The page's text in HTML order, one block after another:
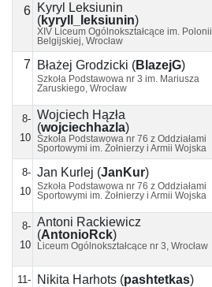
6 Kyryl Leksiunin
(kyryll_leksiunin)
XIV Liceum Ogólnokształcące im. Polonii
Belgijskiej, Wrocław
7 Błażej Grodzicki (BlazejG)
Szkoła Podstawowa nr 3 im. Mariusza
Zaruskiego, Wrocław
8-
10
Wojciech Hązła
(wojciechhazla)
Szkoła Podstawowa nr 76 z Oddziałami
Sportowymi im. Żołnierzy i Armii Wojska
Polskiego, Wrocław
8-
10
Jan Kurlej (JanKur)
Szkoła Podstawowa nr 76 z Oddziałami
Sportowymi im. Żołnierzy i Armii Wojska
8-
10
Antoni Rackiewicz
(AntonioRck)
Liceum Ogólnokształcące nr 3, Wrocław
11-
Nikita Harhots (pashtetkas)